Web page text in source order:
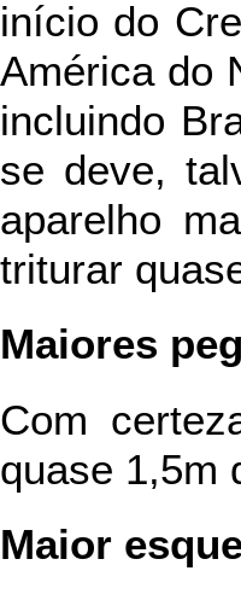
início do
América do
incluindo
se deve,
aparelho
triturar
Maiores
Com
quase 1,5m
Maior